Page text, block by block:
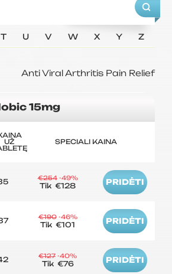
T U V W X Y Z
Anti ViralArthritis Pain Relief
15mg
UŽ SPECIALI KAINA
€254 -49%
Tik €128 PRIDĖTI
€190 -46%
Tik €101 PRIDĖTI
€127 -40%
Tik €76 PRIDĖTI